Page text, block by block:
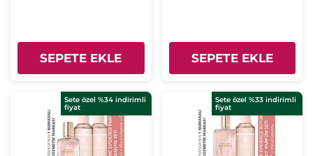
SEPETE EKLE SEPETE EKLE
Sete özel %34 indirimli
fiyat
Sete özel %33 indirimli
fiyat